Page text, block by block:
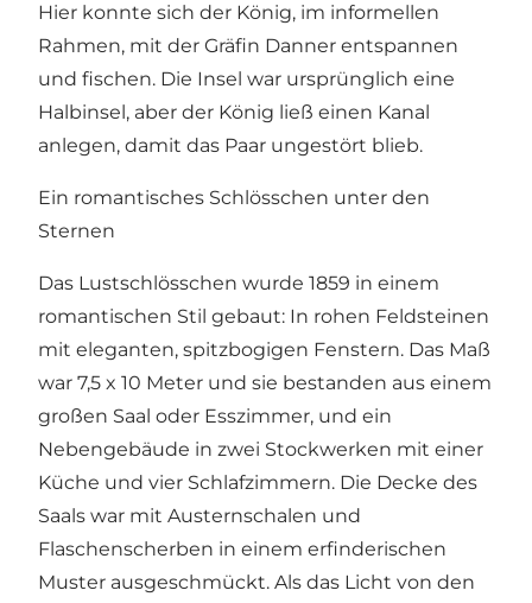
Hier konnte sich der König, im informellen
Rahmen, mit der Gräfin Danner entspannen
und fischen. Die Insel war ursprünglich eine
Halbinsel, aber der König ließ einen Kanal
anlegen, damit das Paar ungestört blieb.
Ein romantisches Schlösschen unter den
Sternen
Das Lustschlösschen wurde 1859 in einem
romantischen Stil gebaut: In rohen Feldsteinen
mit eleganten, spitzbogigen Fenstern. Das Maß
war 7,5 x 10 Meter und sie bestanden aus einem
großen Saal oder Esszimmer, und ein
Nebengebäude in zwei Stockwerken mit einer
Küche und vier Schlafzimmern. Die Decke des
Saals war mit Austernschalen und
Flaschenscherben in einem erfinderischen
Muster ausgeschmückt. Als das Licht von den